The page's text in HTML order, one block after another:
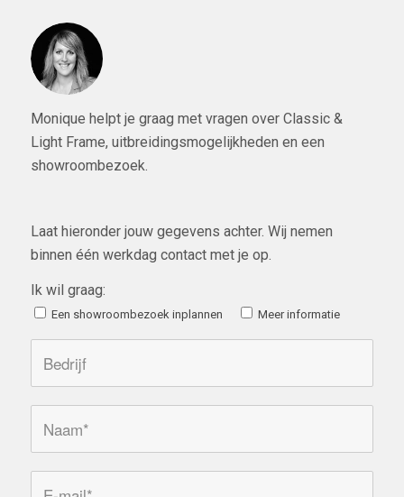
Monique helpt je graag met vragen over Classic &
Light Frame, uitbreidingsmogelijkheden en een
showroombezoek.
Laat hieronder jouw gegevens achter. Wij nemen
binnen één werkdag contact met je op.
Ik wil graag:
Een showroombezoek inplannen Meer informatie